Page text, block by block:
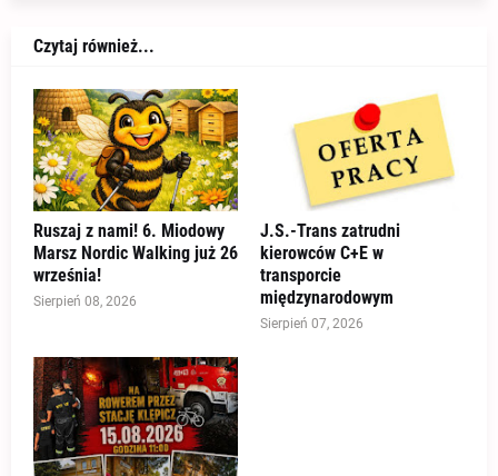
Czytaj również...
Ruszaj z nami! 6. Miodowy
Marsz Nordic Walking już 26
września!
Sierpień 08, 2026
J.S.-Trans zatrudni
kierowców C+E w
transporcie
międzynarodowym
Sierpień 07, 2026